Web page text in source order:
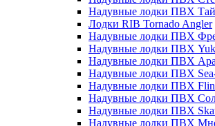
Надувные лодки ПВХ
Лодки RIB Tornado Angler
Надувные лодки ПВХ
Надувные лодки ПВХ
Надувные лодки ПВХ
Надувные лодки ПВХ
Надувные лодки ПВХ
Надувные лодки ПВХ
Надувные лодки ПВХ
Надувные лодки ПВХ